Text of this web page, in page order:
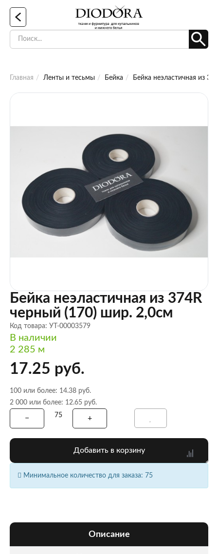
Главная Ленты и тесьмы Бейка Бейка неэластичная из
Бейка неэластичная из 374R
черный (170) шир. 2,0см
Код товара: УТ-00003579
В наличии
2 285 м
17.25 руб.
100 или более: 14.38 руб.
2 000 или более: 12.65 руб.
Добавить в корзину
Минимальное количество для заказа: 75
Описание